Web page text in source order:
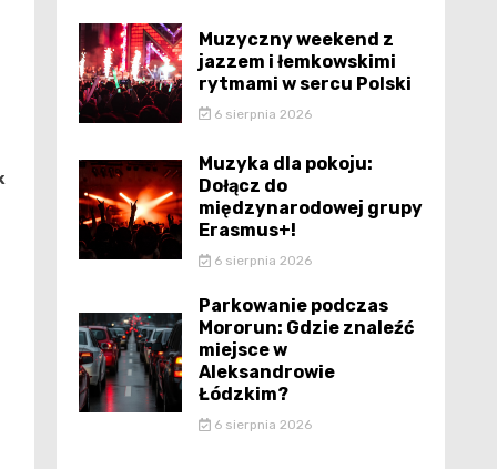
Muzyczny weekend z
jazzem i łemkowskimi
rytmami w sercu Polski
6 sierpnia 2026
Muzyka dla pokoju:
Dołącz do
międzynarodowej grupy
Erasmus+!
6 sierpnia 2026
Parkowanie podczas
Mororun: Gdzie znaleźć
miejsce w
Aleksandrowie
Łódzkim?
6 sierpnia 2026